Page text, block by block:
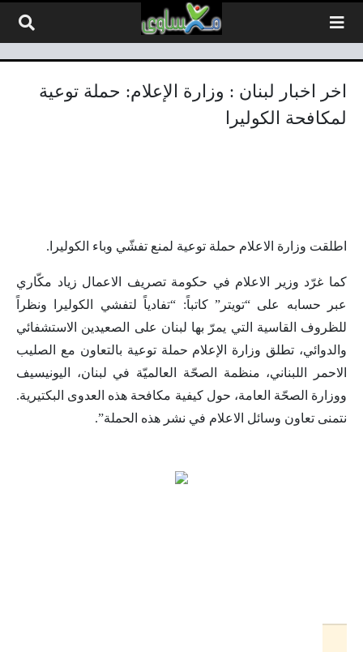
اخر اخبار لبنان : وزارة الإعلام: حملة توعية
لمكافحة الكوليرا
اطلقت وزارة الاعلام حملة توعية لمنع تفشّي وباء الكوليرا.
كما غرّد وزير الاعلام في حكومة تصريف الاعمال زياد مكّاري
عبر حسابه على “تويتر” كاتباً: “تفادياً لتفشي الكوليرا ونظراً
للظروف القاسية التي يمرّ بها لبنان على الصعيدين الاستشفائي
والدوائي، تطلق وزارة الإعلام حملة توعية بالتعاون مع الصليب
الاحمر اللبناني، منظمة الصحّة العالميّة في لبنان، اليونيسيف
ووزارة الصحّة العامة، حول كيفية مكافحة هذه العدوى البكتيرية.
نتمنى تعاون وسائل الاعلام في نشر هذه الحملة”.